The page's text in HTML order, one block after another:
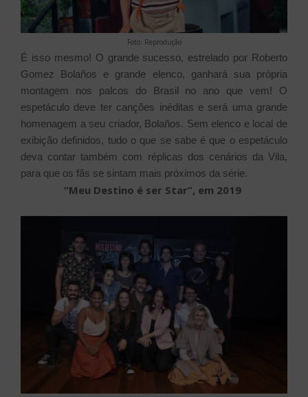
Foto: Reprodução
É isso mesmo! O grande sucesso, estrelado por Roberto
Gomez Bolaños e grande elenco, ganhará sua própria
montagem nos palcos do Brasil no ano que vem! O
espetáculo deve ter canções inéditas e será uma grande
homenagem a seu criador, Bolaños. Sem elenco e local de
exibição definidos, tudo o que se sabe é que o espetáculo
deva contar também com réplicas dos cenários da Vila,
para que os fãs se sintam mais próximos da série.
“Meu Destino é ser Star”, em 2019